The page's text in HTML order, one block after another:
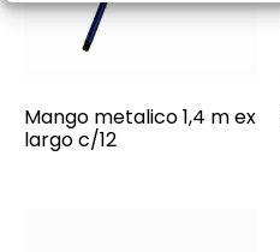
Mango metalico 1,4 m ex
largo c/12